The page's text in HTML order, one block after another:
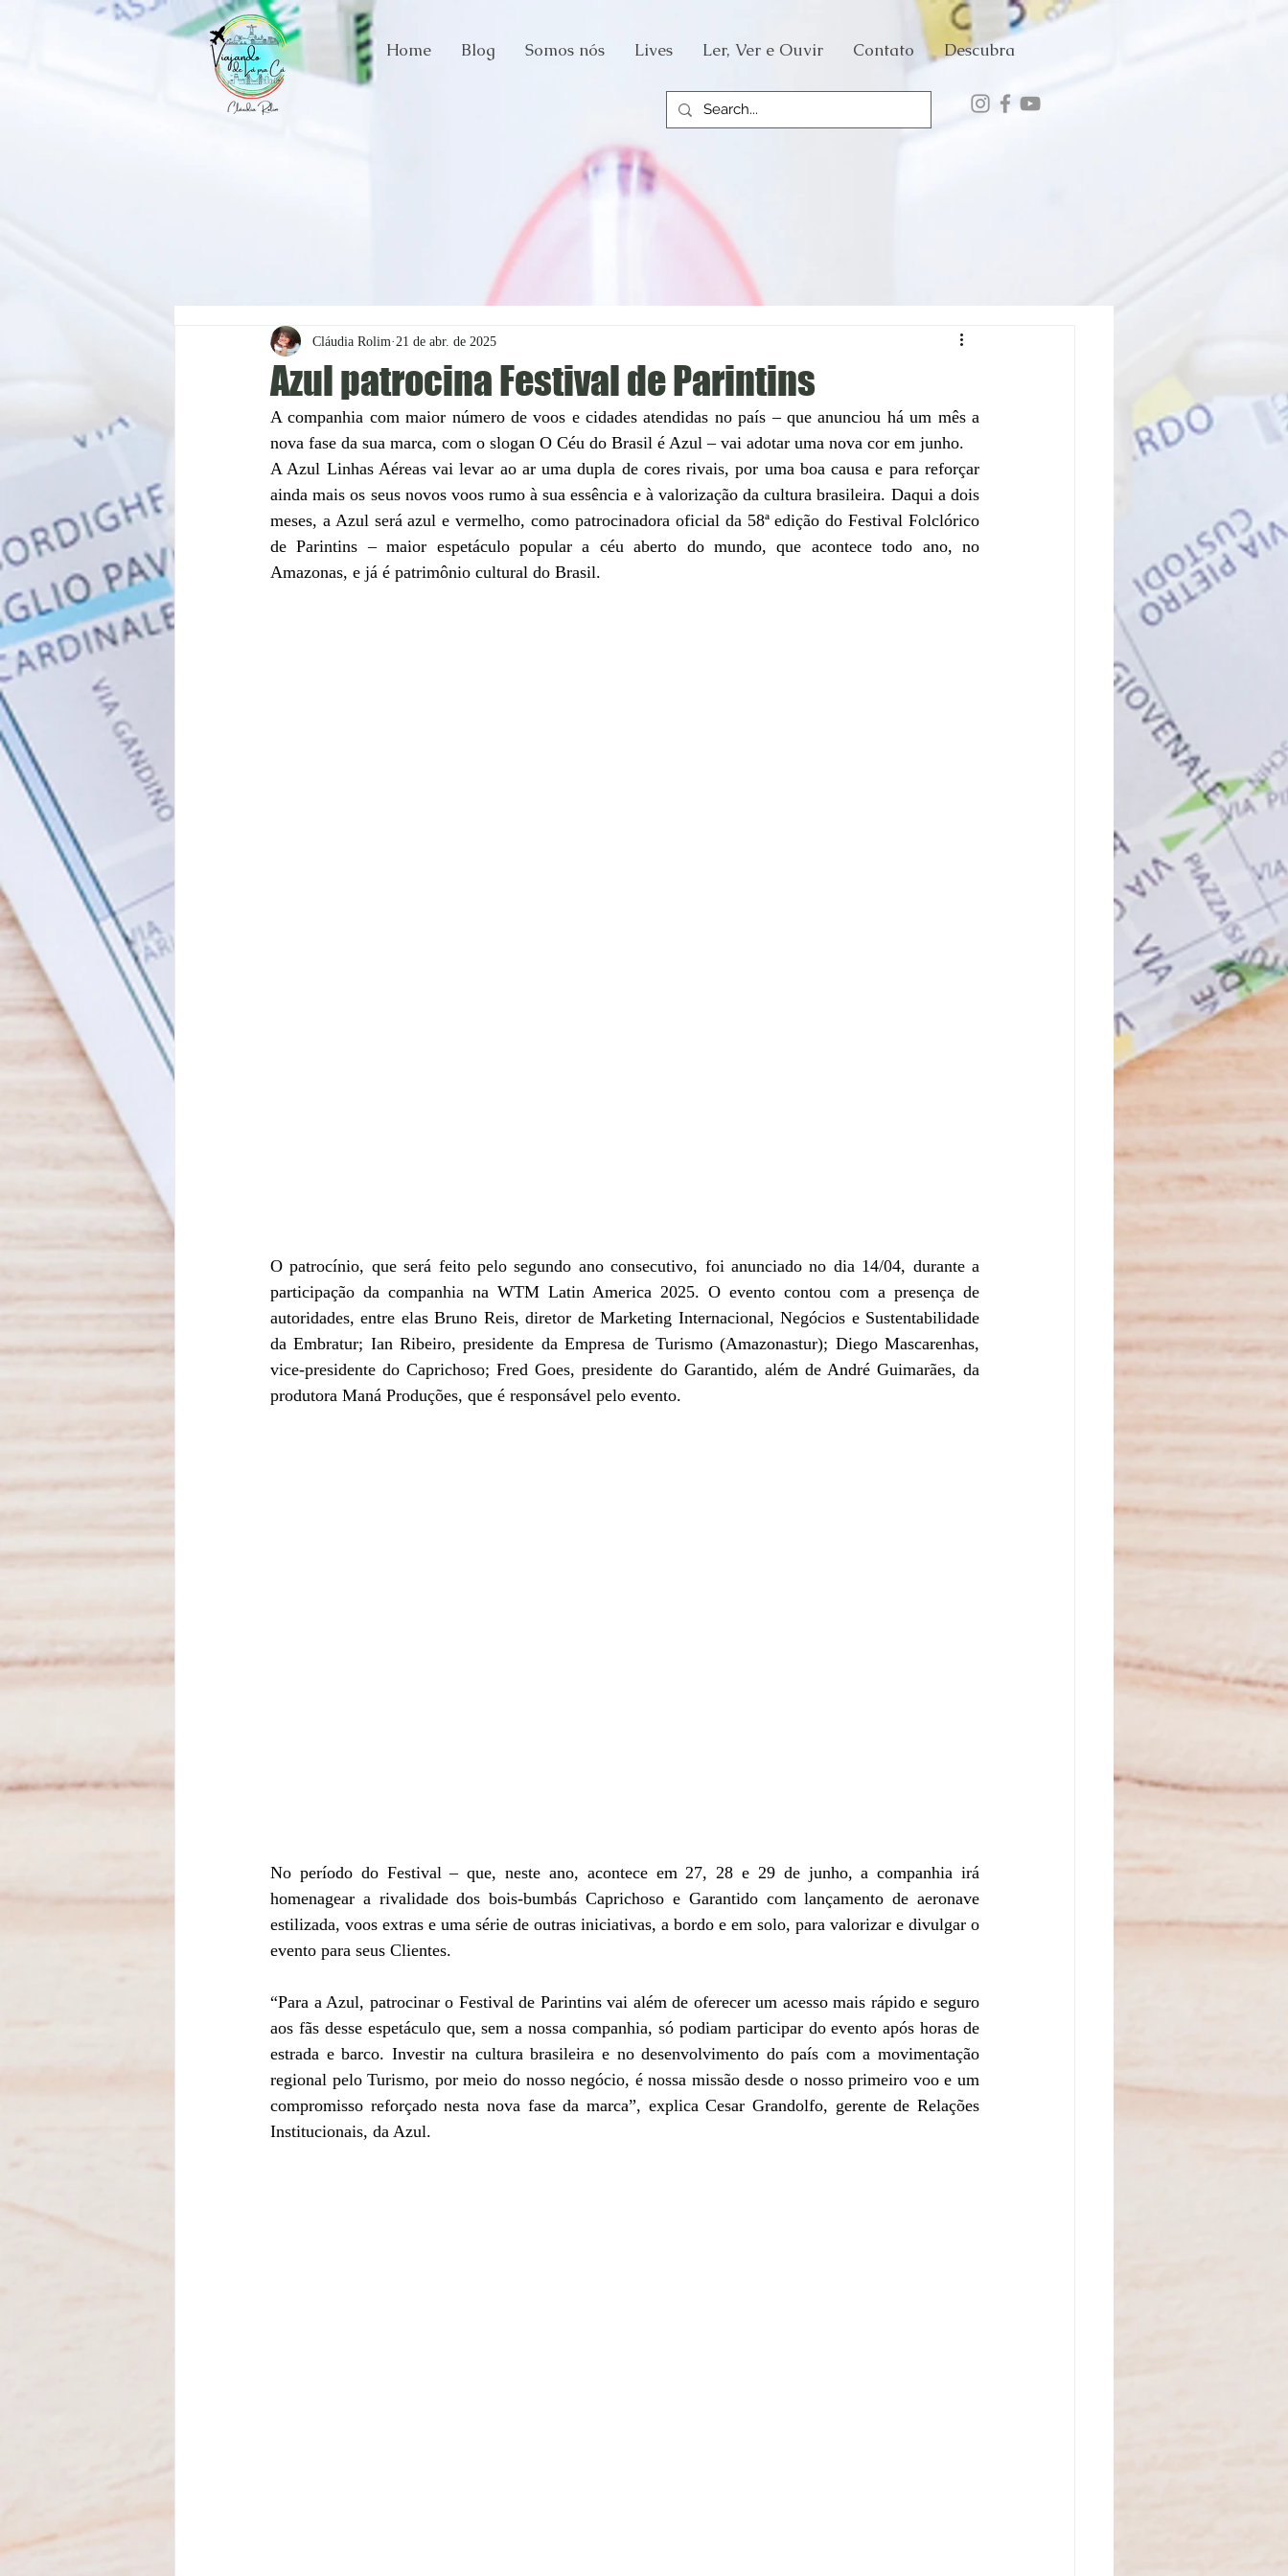
Home Blog Somos nós Lives Ler, Ver e Ouvir Contato Descubra
Azul patrocina Festival de Parintins
Cláudia Rolim 21 de abr. de 2025
A companhia com maior número de voos e cidades atendidas no país – que anunciou há um mês a
nova fase da sua marca, com o slogan O Céu do Brasil é Azul – vai adotar uma nova cor em junho.
A Azul Linhas Aéreas vai levar ao ar uma dupla de cores rivais, por uma boa causa e para reforçar
ainda mais os seus novos voos rumo à sua essência e à valorização da cultura brasileira. Daqui a dois
meses, a Azul será azul e vermelho, como patrocinadora oficial da 58ª edição do Festival Folclórico
de Parintins – maior espetáculo popular a céu aberto do mundo, que acontece todo ano, no
Amazonas, e já é patrimônio cultural do Brasil.
O patrocínio, que será feito pelo segundo ano consecutivo, foi anunciado no dia 14/04, durante a
participação da companhia na WTM Latin America 2025. O evento contou com a presença de
autoridades, entre elas Bruno Reis, diretor de Marketing Internacional, Negócios e Sustentabilidade
da Embratur; Ian Ribeiro, presidente da Empresa de Turismo (Amazonastur); Diego Mascarenhas,
vice-presidente do Caprichoso; Fred Goes, presidente do Garantido, além de André Guimarães, da
produtora Maná Produções, que é responsável pelo evento.
No período do Festival – que, neste ano, acontece em 27, 28 e 29 de junho, a companhia irá
homenagear a rivalidade dos bois-bumbás Caprichoso e Garantido com lançamento de aeronave
estilizada, voos extras e uma série de outras iniciativas, a bordo e em solo, para valorizar e divulgar o
evento para seus Clientes.
“Para a Azul, patrocinar o Festival de Parintins vai além de oferecer um acesso mais rápido e seguro
aos fãs desse espetáculo que, sem a nossa companhia, só podiam participar do evento após horas de
estrada e barco. Investir na cultura brasileira e no desenvolvimento do país com a movimentação
regional pelo Turismo, por meio do nosso negócio, é nossa missão desde o nosso primeiro voo e um
compromisso reforçado nesta nova fase da marca”, explica Cesar Grandolfo, gerente de Relações
Institucionais, da Azul.